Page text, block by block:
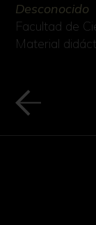
Desconocido
Facultad de
Material